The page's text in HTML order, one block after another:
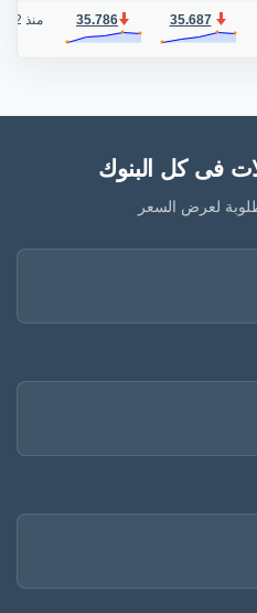
35.687
35.786 منذ 2 أيام
فى كل البنوك
لعرض السعر